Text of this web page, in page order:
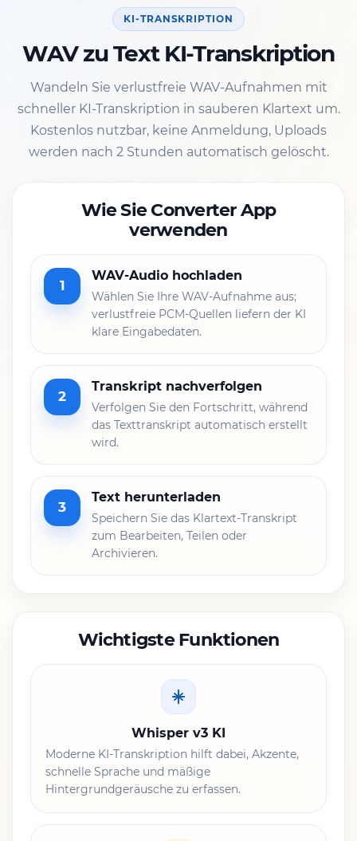
KI-TRANSKRIPTION
WAV zu Text KI-Transkription
Wandeln Sie verlustfreie WAV-Aufnahmen mit
schneller KI-Transkription in sauberen Klartext um.
Kostenlos nutzbar, keine Anmeldung, Uploads
werden nach 2 Stunden automatisch gelöscht.
Wie Sie Converter App
verwenden
1
WAV-Audio hochladen
Wählen Sie Ihre WAV-Aufnahme aus;
verlustfreie PCM-Quellen liefern der KI
klare Eingabedaten.
2
Transkript nachverfolgen
Verfolgen Sie den Fortschritt, während
das Texttranskript automatisch erstellt
wird.
3
Text herunterladen
Speichern Sie das Klartext-Transkript
zum Bearbeiten, Teilen oder
Archivieren.
Wichtigste Funktionen
Whisper v3 KI
Moderne KI-Transkription hilft dabei, Akzente,
schnelle Sprache und mäßige
Hintergrundgeräusche zu erfassen.